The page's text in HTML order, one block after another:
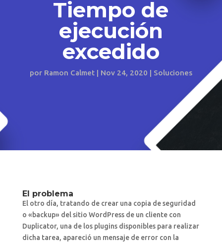
Tiempo de
ejecución
excedido
por Ramon Calmet| Nov 24, 2020 | Soluciones
El problema
El otro día, tratando de crear una copia de seguridad
o «backup» del sitio WordPress de un cliente con
Duplicator, una de los plugins disponibles para realizar
dicha tarea, apareció un mensaje de error con la